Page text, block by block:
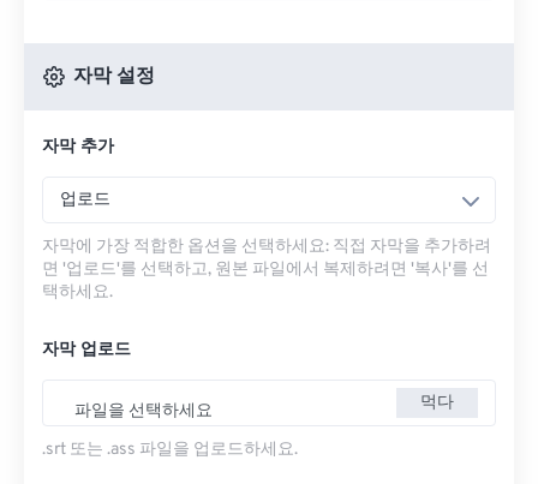
자막 설정
자막 추가
업로드
자막에 가장 적합한 옵션을 선택하세요: 직접 자막을 추가하려
면 '업로드'를 선택하고, 원본 파일에서 복제하려면 '복사'를 선
택하세요.
자막 업로드
파일을 선택하세요 먹다
.srt 또는 .ass 파일을 업로드하세요.